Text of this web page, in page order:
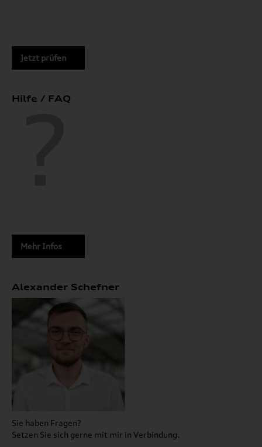
Jetzt prüfen
Hilfe / FAQ
Mehr Infos
Alexander Schefner
Sie haben Fragen?
Setzen Sie sich gerne mit mir in Verbindung.